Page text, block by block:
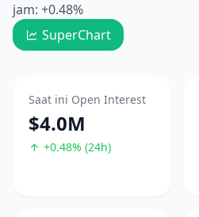
jam: +0.48%
SuperChart
Saat ini Open Interest
$4.0M
+0.48% (24h)